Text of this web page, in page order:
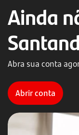
Ainda
Abra sua conta
Abrir conta